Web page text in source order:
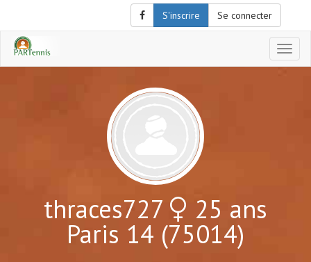
S'inscrire Se connecter
le
thraces727 25 ans
Paris 14 (75014)